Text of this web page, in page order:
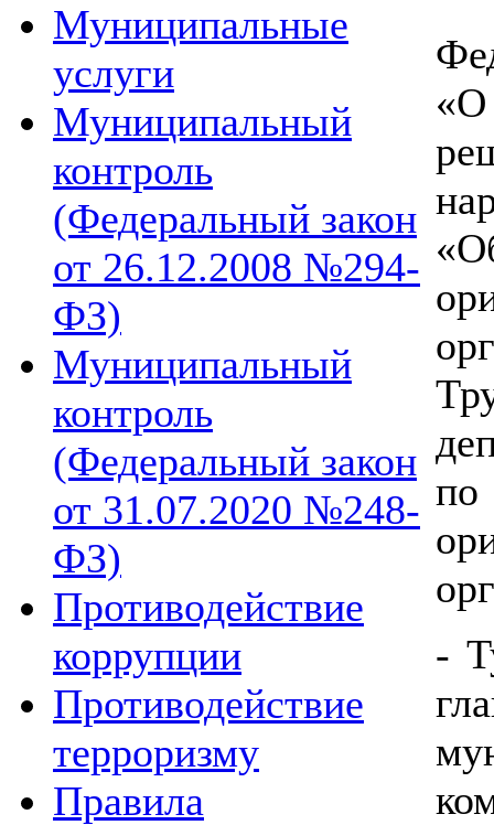
Муниципальные
услуги
Муниципальный
контроль
(Федеральный закон
от 26.12.2008 №294-
ФЗ)
Муниципальный
контроль
(Федеральный закон
от 31.07.2020 №248-
ФЗ)
Противодействие
коррупции
Противодействие
терроризму
Правила
по
-